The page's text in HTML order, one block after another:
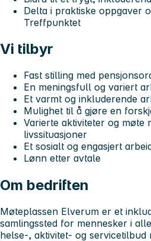
Delta i praktiske oppgaver
Treffpunktet
Vi tilbyr
Fast stilling med
En meningsfull og variert
Et varmt og inkluderende
Mulighet til å gjøre en
Varierte aktiviteter og møte
livssituasjoner
Et sosialt og engasjert
Lønn etter avtale
Om bedriften
Møteplassen Elverum er et
samlingssted for mennesker i
helse-, aktivitet- og